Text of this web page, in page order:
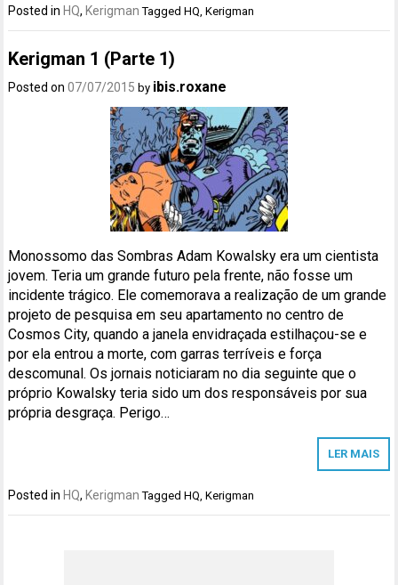
Posted in HQ, Kerigman TaggedHQ,Kerigman
Kerigman 1 (Parte 1)
Posted on07/07/2015 by ibis.roxane
Monossomo das Sombras Adam Kowalsky era um cientista
jovem. Teria um grande futuro pela frente, não fosse um
incidente trágico. Ele comemorava a realização de um grande
projeto de pesquisa em seu apartamento no centro de
Cosmos City, quando a janela envidraçada estilhaçou-se e
por ela entrou a morte, com garras terríveis e força
descomunal. Os jornais noticiaram no dia seguinte que o
próprio Kowalsky teria sido um dos responsáveis por sua
própria desgraça. Perigo…
LER MAIS
Posted in HQ, Kerigman TaggedHQ ,Kerigman